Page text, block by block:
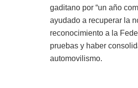
gaditano por “un año
ayudado a recuperar la
reconocimiento a la
pruebas y haber
automovilismo.